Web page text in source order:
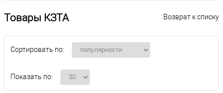
Возврат к списку
Товары КЗТА
Сортировать по:
Показать по: